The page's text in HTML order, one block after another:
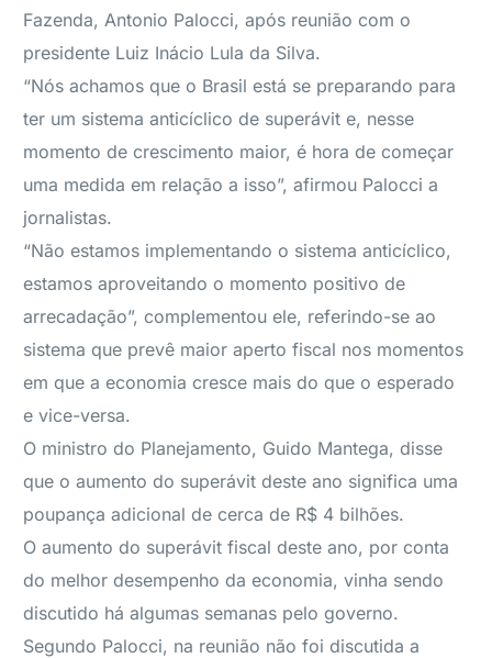
Fazenda, Antonio Palocci, após reunião com o
presidente Luiz Inácio Lula da Silva.
“Nós achamos que o Brasil está se preparando para
ter um sistema anticíclico de superávit e, nesse
momento de crescimento maior, é hora de começar
uma medida em relação a isso”, afirmou Palocci a
jornalistas.
“Não estamos implementando o sistema anticíclico,
estamos aproveitando o momento positivo de
arrecadação”, complementou ele, referindo-se ao
sistema que prevê maior aperto fiscal nos momentos
em que a economia cresce mais do que o esperado
e vice-versa.
O ministro do Planejamento, Guido Mantega, disse
que o aumento do superávit deste ano significa uma
poupança adicional de cerca de R$ 4 bilhões.
O aumento do superávit fiscal deste ano, por conta
do melhor desempenho da economia, vinha sendo
discutido há algumas semanas pelo governo.
Segundo Palocci, na reunião não foi discutida a